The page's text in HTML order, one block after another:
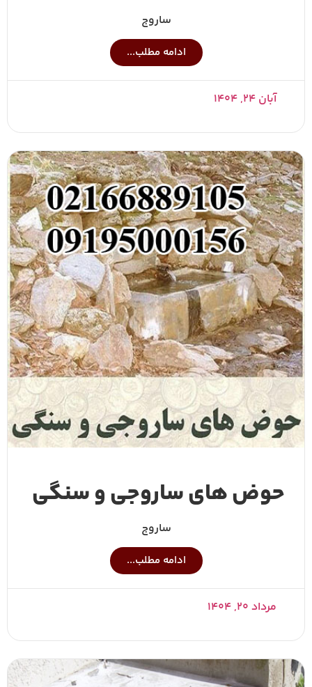
ساروج
ادامه مطلب...
آبان ۲۴, ۱۴۰۴
حوض های ساروجی و سنگی
ساروج
ادامه مطلب...
مرداد ۲۰, ۱۴۰۴